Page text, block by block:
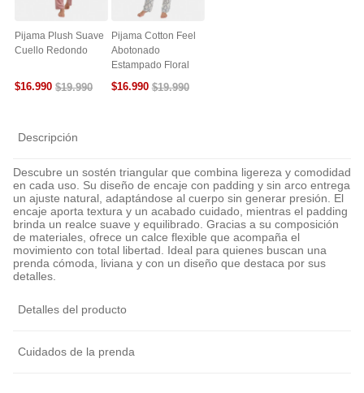
Pijama Plush Suave
Cuello Redondo
$16.990 $19.990
Pijama Cotton Feel
Abotonado
Estampado Floral
$16.990 $19.990
Descripción
Descubre un sostén triangular que combina ligereza y comodidad
en cada uso. Su diseño de encaje con padding y sin arco entrega
un ajuste natural, adaptándose al cuerpo sin generar presión. El
encaje aporta textura y un acabado cuidado, mientras el padding
brinda un realce suave y equilibrado. Gracias a su composición
de materiales, ofrece un calce flexible que acompaña el
movimiento con total libertad. Ideal para quienes buscan una
prenda cómoda, liviana y con un diseño que destaca por sus
detalles.
Detalles del producto
Cuidados de la prenda